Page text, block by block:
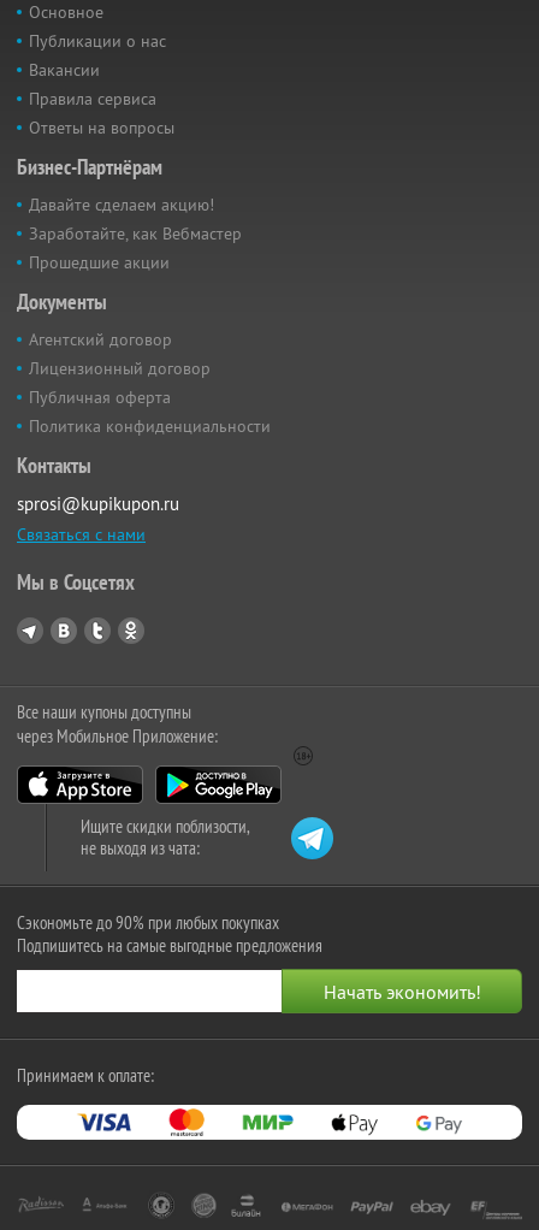
Основное
Публикации о нас
Вакансии
Правила сервиса
Ответы на вопросы
Бизнес-Партнёрам
Давайте сделаем акцию!
Заработайте, как Вебмастер
Прошедшие акции
Документы
Агентский договор
Лицензионный договор
Публичная оферта
Политика конфиденциальности
Контакты
sprosi@kupikupon.ru
Связаться с нами
Мы в Соцсетях
Все наши купоны доступны
через Мобильное Приложение:
Ищите скидки поблизости,
не выходя из чата:
Сэкономьте до 90% при любых покупках
Подпишитесь на самые выгодные предложения
Принимаем к оплате: